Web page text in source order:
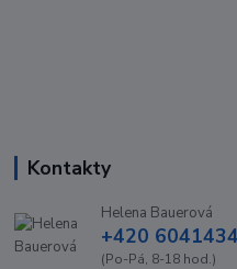
Kontakty
Helena Bauerová
+420
(Po-Pá, 8-18 hod.)